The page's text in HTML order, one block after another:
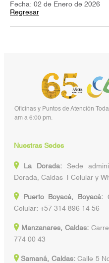
Fecha: 02 de Enero de 2026
Regresar
Oficinas y Puntos de Atención
am a 6:00 pm.
Nuestras Sedes
La Dorada:Sede
Dorada, Caldas | Celular y
Puerto Boyacá, Boyacá:
Celular: +57 314 896 14 56
Manzanares, Caldas:
774 00 43
Samaná, Caldas:Calle 5